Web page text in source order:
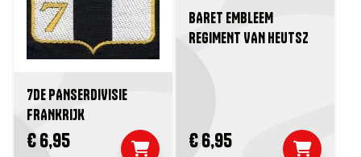
7DE PANSERDIVISIE
FRANKRIJK
€ 6,95
BARET EMBLEEM
REGIMENT VAN HEUTSZ
€ 6,95